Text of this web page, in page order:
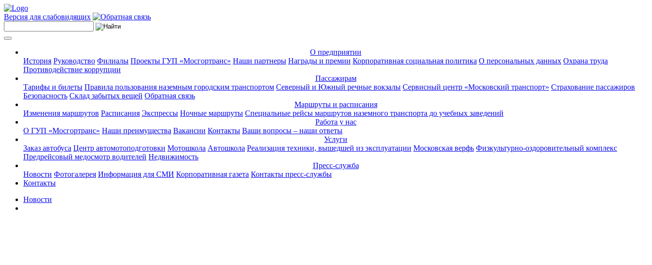
Версия для слабовидящих
О предприятии
История Руководство Филиалы Проекты ГУП «Мосгортранс» Наши партнеры Награды и премии Корпоративная социальная политика О персональных данных Охрана труда
Противодействие коррупции
Пассажирам
Тарифы и билеты Правила пользования наземным городским транспортом Северный и Южный речные вокзалы Сервисный центр «Московский транспорт» Страхование пассажиров
Безопасность Склад забытых вещей Обратная связь
Маршруты и расписания
Изменения маршрутов Расписания Экспрессы Ночные маршруты Специальные рейсы маршрутов наземного транспорта до учебных заведений
Работа у нас
О ГУП «Мосгортранс» Наши преимущества Вакансии Контакты Ваши вопросы – наши ответы
Услуги
Заказ автобуса Центр автомотоподготовки Мотошкола Автошкола Реализация техники, вышедшей из эксплуатации Московская верфь Физкультурно-оздоровительный комплекс
Предрейсовый медосмотр водителей Недвижимость
Пресс-служба
Новости Фотогалерея Информация для СМИ Корпоративная газета Контакты пресс-службы
Контакты
Новости